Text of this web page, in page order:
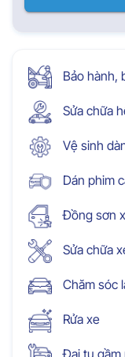
Bảo hành,
Sửa chữa
Vệ sinh
Dán phim
Đồng sơn
Sửa chữa
Chăm sóc
Rửa xe